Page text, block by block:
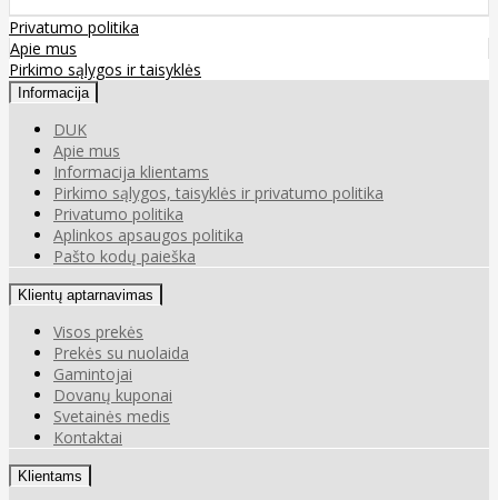
Privatumo politika
Apie mus
Pirkimo sąlygos ir taisyklės
Informacija
DUK
Apie mus
Informacija klientams
Pirkimo sąlygos, taisyklės ir privatumo politika
Privatumo politika
Aplinkos apsaugos politika
Pašto kodų paieška
Klientų aptarnavimas
Visos prekės
Prekės su nuolaida
Gamintojai
Dovanų kuponai
Svetainės medis
Kontaktai
Klientams